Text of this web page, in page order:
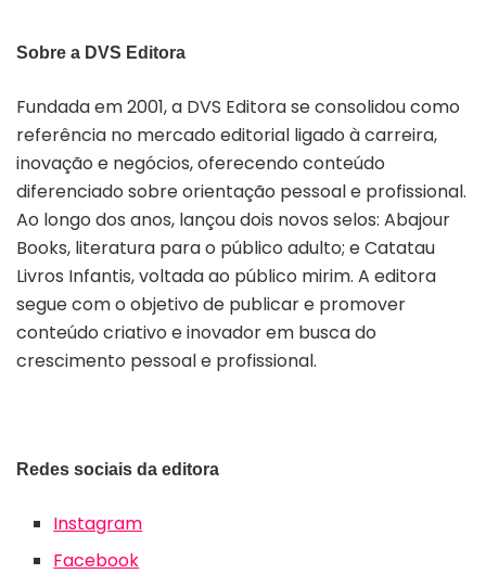
Sobre a DVS Editora
Fundada em 2001, a DVS Editora se consolidou como
referência no mercado editorial ligado à carreira,
inovação e negócios, oferecendo conteúdo
diferenciado sobre orientação pessoal e profissional.
Ao longo dos anos, lançou dois novos selos: Abajour
Books, literatura para o público adulto; e Catatau
Livros Infantis, voltada ao público mirim. A editora
segue com o objetivo de publicar e promover
conteúdo criativo e inovador em busca do
crescimento pessoal e profissional.
Redes sociais da editora
Instagram
Facebook